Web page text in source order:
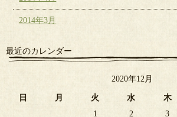
2014年3月
最近のカレンダー
2020年12月
日 月 火 水 木
1
2 3